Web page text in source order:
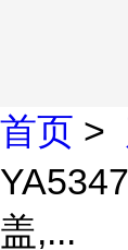
首页 >
盖,...